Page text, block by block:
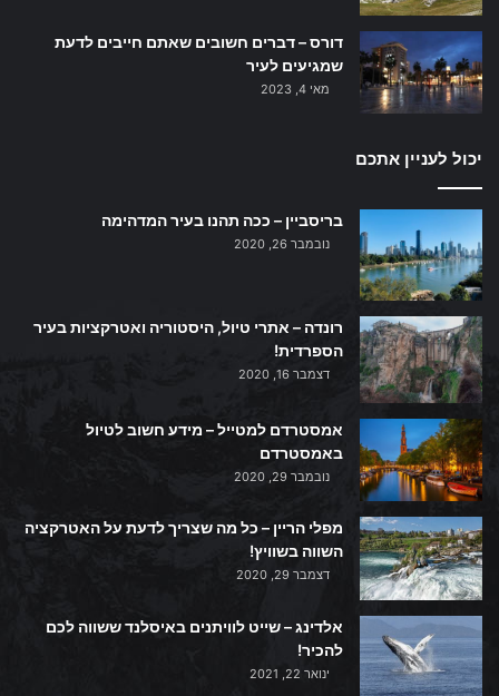
דורס – דברים חשובים שאתם חייבים לדעת
שמגיעים לעיר
מאי 4, 2023
יכול לעניין אתכם
בריסביין – ככה תהנו בעיר המדהימה
נובמבר 26, 2020
רונדה – אתרי טיול, היסטוריה ואטרקציות בעיר
הספרדית!
דצמבר 16, 2020
אמסטרדם למטייל – מידע חשוב לטיול
באמסטרדם
נובמבר 29, 2020
מפלי הריין – כל מה שצריך לדעת על האטרקציה
השווה בשוויץ!
דצמבר 29, 2020
אלדינג – שייט לוויתנים באיסלנד ששווה לכם
להכיר!
ינואר 22, 2021